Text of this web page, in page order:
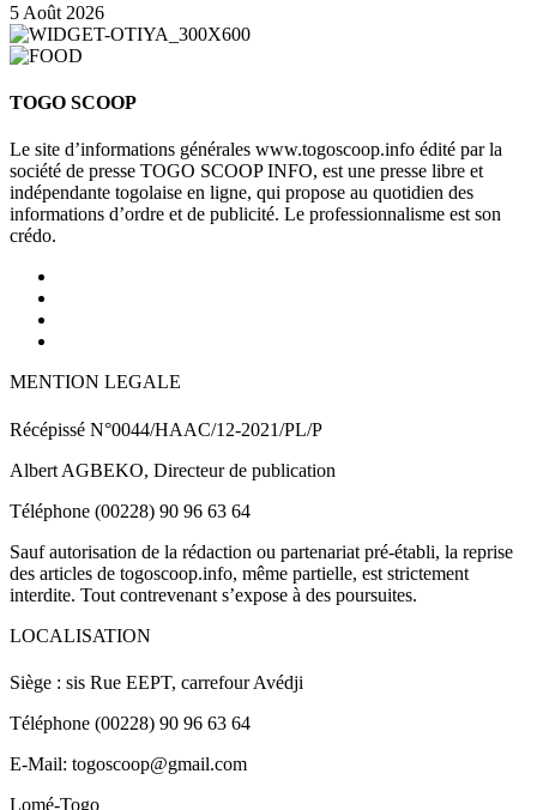
5 Août 2026
TOGO SCOOP
Le site d’informations générales www.togoscoop.info édité par la
société de presse TOGO SCOOP INFO, est une presse libre et
indépendante togolaise en ligne, qui propose au quotidien des
informations d’ordre et de publicité. Le professionnalisme est son
crédo.
MENTION LEGALE
Récépissé N°0044/HAAC/12-2021/PL/P
Albert AGBEKO, Directeur de publication
Téléphone (00228) 90 96 63 64
Sauf autorisation de la rédaction ou partenariat pré-établi, la reprise
des articles de togoscoop.info, même partielle, est strictement
interdite. Tout contrevenant s’expose à des poursuites.
LOCALISATION
Siège : sis Rue EEPT, carrefour Avédji
Téléphone (00228) 90 96 63 64
E-Mail: togoscoop@gmail.com
Lomé-Togo